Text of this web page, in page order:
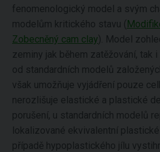
fenomenologický model a svým
modelům kritického stavu (
Zobecněný cam clay). Model
zeminy jak během zatěžování, tak
od standardních modelů
však umožňuje vyjádření pouze
nerozlišuje elastické a plastické
porušení, u standardních modelů
lokalizované ekvivalentní
případě hypoplastického jílu